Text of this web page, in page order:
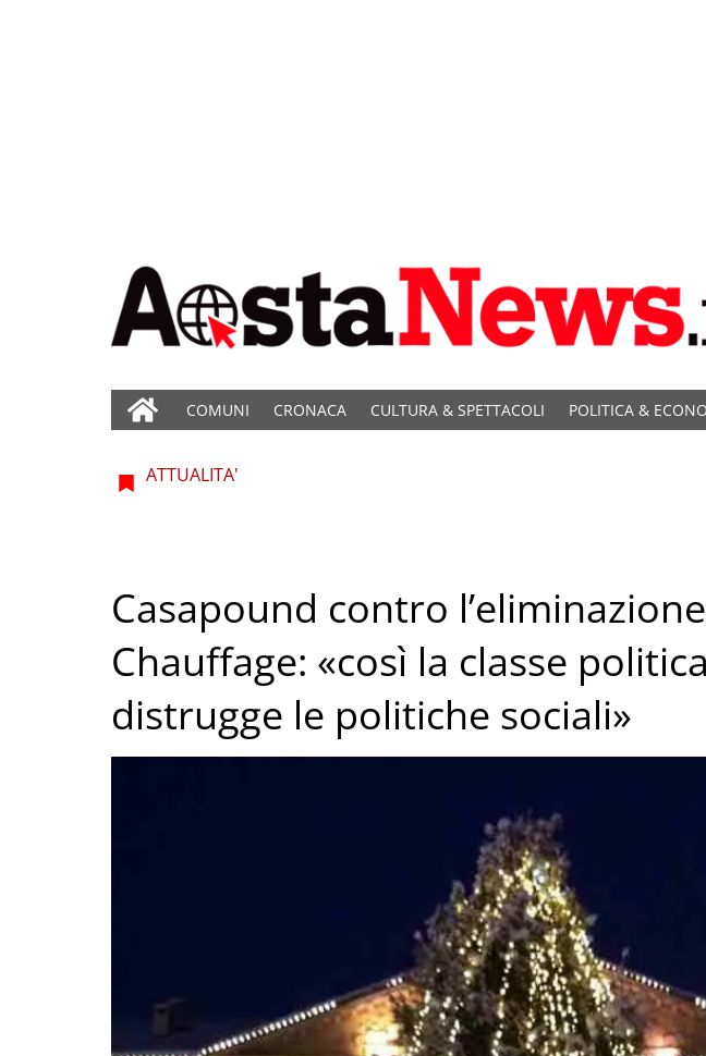
COMUNI CRONACA CULTURA & SPETTACOLI POLITICA &
ATTUALITA'
Casapound contro
Chauffage: «così la classe
distrugge le politiche sociali»